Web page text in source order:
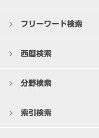
フリーワード検索
西暦検索
分野検索
索引検索